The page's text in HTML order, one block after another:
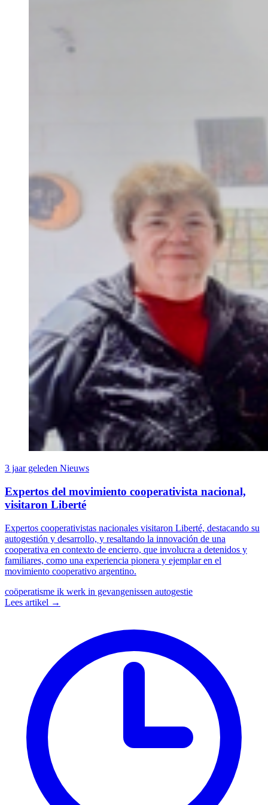
3 jaar geleden Nieuws
Expertos del movimiento cooperativista nacional,
visitaron Liberté
Expertos cooperativistas nacionales visitaron Liberté, destacando su
autogestión y desarrollo, y resaltando la innovación de una
cooperativa en contexto de encierro, que involucra a detenidos y
familiares, como una experiencia pionera y ejemplar en el
movimiento cooperativo argentino.
coöperatisme ik werk in gevangenissen autogestie
Lees artikel →